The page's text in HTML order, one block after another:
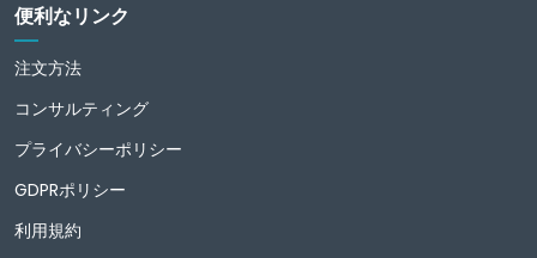
便利なリンク
注文方法
コンサルティング
プライバシーポリシー
GDPRポリシー
利用規約